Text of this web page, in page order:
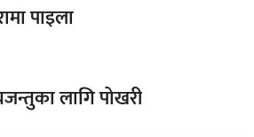
पाइला
लागि पोखरी